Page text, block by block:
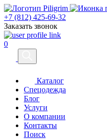
+7 (812) 425-69-32
Заказать звонок
0
Каталог
Спецодежда
Блог
Услуги
О компании
Контакты
Поиск